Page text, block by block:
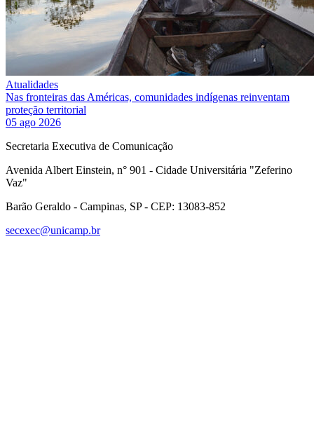
Atualidades
Nas fronteiras das Américas, comunidades indígenas reinventam
proteção territorial
05 ago 2026
Secretaria Executiva de Comunicação
Avenida Albert Einstein, n° 901 - Cidade Universitária "Zeferino
Vaz"
Barão Geraldo - Campinas, SP - CEP: 13083-852
secexec@unicamp.br